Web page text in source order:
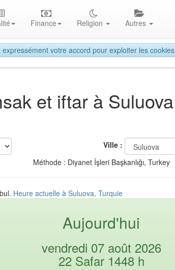
votre accord pour exploiter les
Finance Religion Autres
et iftar à
Ville :
Méthode : Diyanet İşleri Başkanlığı, Turkey
Heure actuelle à Suluova, Turquie
Aujourd'hui
vendredi 07 août 2026
22 Safar 1448 h